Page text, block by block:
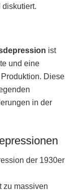
ist
und eine
Diese
in der
der 1930er
zu massiven